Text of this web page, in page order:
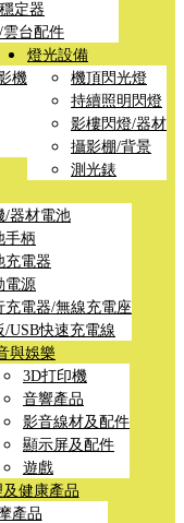
定器
雲台配件
機
燈光設備
機頂閃光燈
持續照明閃燈
影樓閃燈/器材
攝影棚/背景
測光錶
/器材電池
手柄
充電器
電源
充電器/無線充電座
/USB快速充電線
與娛樂
3D打印機
音響產品
影音線材及配件
顯示屏及配件
遊戲
健康產品
產品